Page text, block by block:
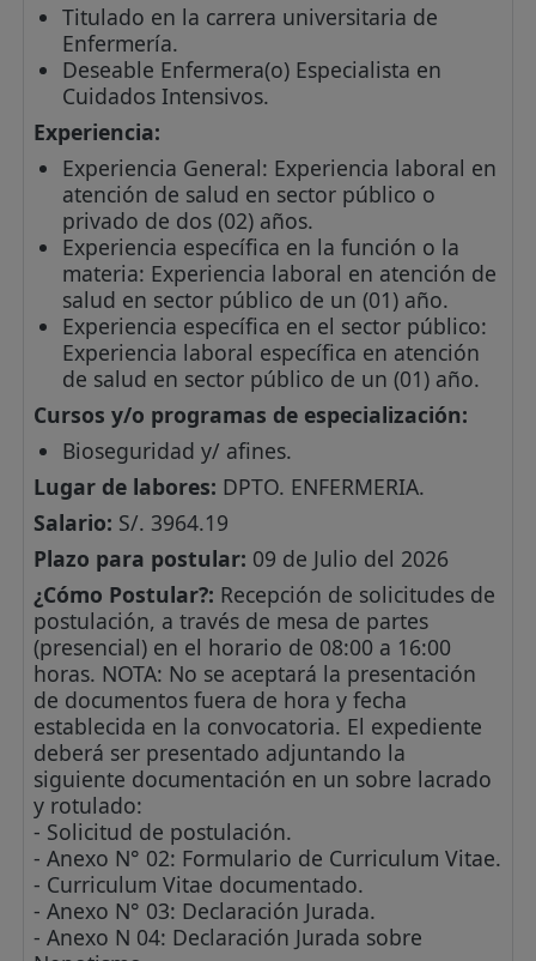
Titulado en la carrera universitaria de
Enfermería.
Deseable Enfermera(o) Especialista en
Cuidados Intensivos.
Experiencia:
Experiencia General: Experiencia laboral en
atención de salud en sector público o
privado de dos (02) años.
Experiencia específica en la función o la
materia: Experiencia laboral en atención de
salud en sector público de un (01) año.
Experiencia específica en el sector público:
Experiencia laboral específica en atención
de salud en sector público de un (01) año.
Cursos y/o programas de especialización:
Bioseguridad y/ afines.
Lugar de labores: DPTO. ENFERMERIA.
Salario: S/. 3964.19
Plazo para postular: 09 de Julio del 2026
¿Cómo Postular?: Recepción de solicitudes de
postulación, a través de mesa de partes
(presencial) en el horario de 08:00 a 16:00
horas. NOTA: No se aceptará la presentación
de documentos fuera de hora y fecha
establecida en la convocatoria. El expediente
deberá ser presentado adjuntando la
siguiente documentación en un sobre lacrado
y rotulado:
- Solicitud de postulación.
- Anexo N° 02: Formulario de Curriculum Vitae.
- Curriculum Vitae documentado.
- Anexo N° 03: Declaración Jurada.
- Anexo N 04: Declaración Jurada sobre